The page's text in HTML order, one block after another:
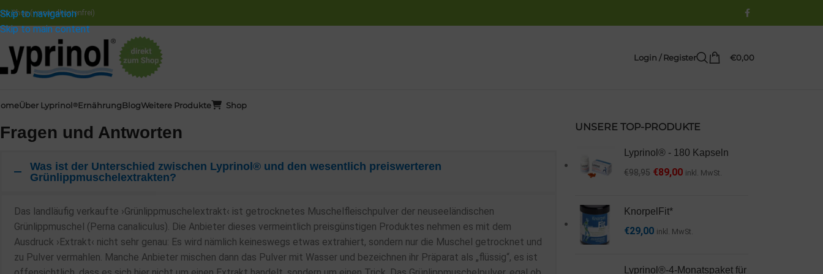
Skip to navigation
Skip to main content
Shop (versandkostenfrei)
Login / Register €0,00
Über Lyprinol®ErnährungBlogWeitere Produkte Shop
Fragen und Antworten
Was ist der Unterschied zwischen Lyprinol® und den wesentlich preiswerteren
Grünlippmuschelextrakten?
Das landläufig verkaufte ›Grünlippmuschelextrakt‹ ist getrocknetes Muschelfleischpulver der neuseeländischen
Grünlippmuschel (Perna canaliculus). Die Anbieter dieses vermeintlich preisgünstigen Produktes nehmen es mit dem
Ausdruck ›Extrakt‹ nicht sehr genau: Es wird nämlich keineswegs etwas extrahiert, sondern nur die Muschel getrocknet und
zu Pulver vermahlen. Manche Anbieter mischen dann das Pulver mit Wasser und bezeichnen ihr Präparat als „flüssig“, es ist
UNSERE TOP-PRODUKTE
Lyprinol® - 180 Kapseln
€98,95 €89,00 inkl. MwSt.
KnorpelFit*
€29,00 inkl. MwSt.
Lyprinol®-4-Monatspaket für